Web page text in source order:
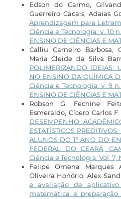
Edson do Carmo,
Guerreiro Cacais, Adaias
Aprendizagem para
Ciência e Tecnologia: v. 10
ENSINO DE CIÊNCIAS E
Calliu Carneiro Barbosa,
Maria Cleide da Silva
POLIMERIZANDO IDEIAS:
NO ENSINO DA QUÍMICA
Ciência e Tecnologia: v. 9 n.
ENSINO DE CIÊNCIAS E
Robson G. Fechine
Esmeraldo, Cícero Carlos
DESEMPENHO
ESTATÍSTICOS
ALUNOS DO 1º ANO DO
FEDERAL DO CEARÁ,
Ciência e Tecnologia: Vol. 7,
Felipe Omena Marques
Oliveira Honório, Alex
e avaliação de
matemática e